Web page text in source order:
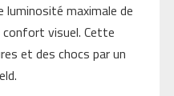
luminosité maximale de
visuel. Cette
et des chocs par un